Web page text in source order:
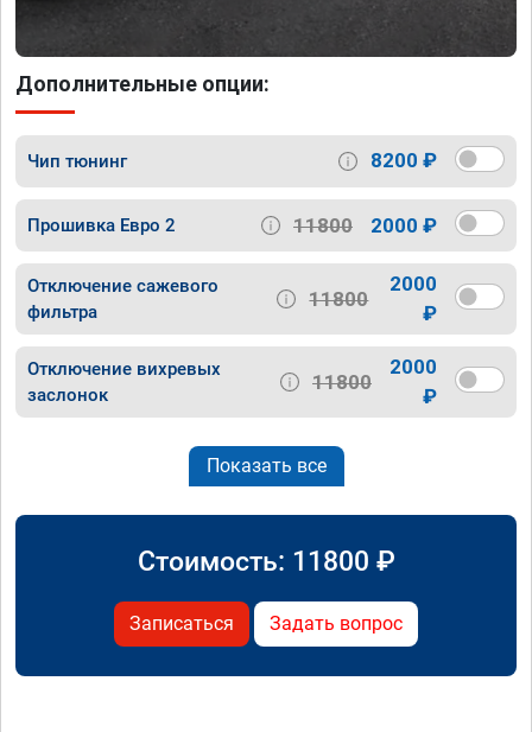
Дополнительные опции:
Чип тюнинг 8200 ₽
Прошивка Евро 2 11800 2000 ₽
Отключение сажевого
фильтра
11800
2000
₽
Отключение вихревых
заслонок
11800
2000
₽
Показать все
Стоимость: 11800 ₽
Записаться Задать вопрос